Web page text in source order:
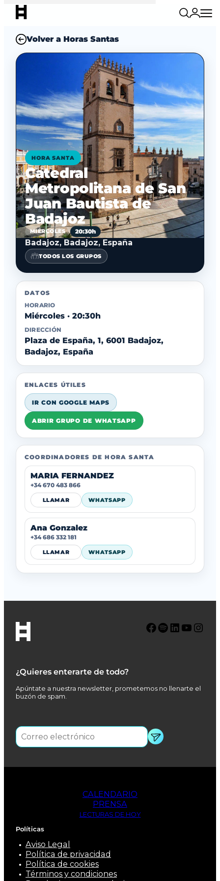
Volver a Horas Santas
HORA SANTA
Catedral
Metropolitana de San
Juan Bautista de
Badajoz
MIÉRCOLES 20:30h
Badajoz, Badajoz, España
TODOS LOS GRUPOS
DATOS
HORARIO
Miércoles · 20:30h
DIRECCIÓN
Plaza de España, 1, 6001 Badajoz,
Badajoz, España
ENLACES ÚTILES
IR CON GOOGLE MAPS
ABRIR GRUPO DE WHATSAPP
COORDINADORES DE HORA SANTA
MARIA FERNANDEZ
+34 670 483 866
LLAMAR WHATSAPP
Ana Gonzalez
+34 686 332 181
LLAMAR WHATSAPP
¿Quieres enterarte de todo?
Apúntate a nuestra newsletter, prometemos no llenarte el
buzón de spam.
Facebook Spotify LinkedIn YouTube Instagram
CALENDARIO
PRENSA
LECTURAS DE HOY
Políticas
Aviso Legal
Política de privacidad
Política de cookies
Términos y condiciones